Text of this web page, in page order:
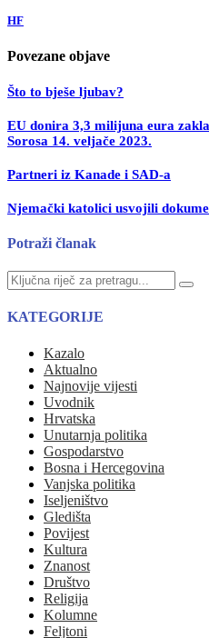
HF
Povezane objave
Što to bješe ljubav?
EU donira 3,3 milijuna eura
Sorosa 14. veljače 2023.
Partneri iz Kanade i SAD-a
Njemački katolici usvojili
Potraži članak
Search
for:
KATEGORIJE
Kazalo
Aktualno
Najnovije vijesti
Uvodnik
Hrvatska
Unutarnja politika
Gospodarstvo
Bosna i Hercegovina
Vanjska politika
Iseljeništvo
Gledišta
Povijest
Kultura
Znanost
Društvo
Religija
Kolumne
Feljtoni